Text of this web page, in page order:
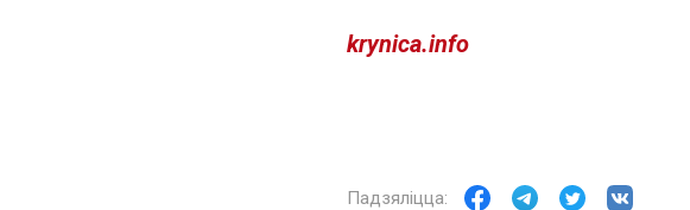
krynica.info